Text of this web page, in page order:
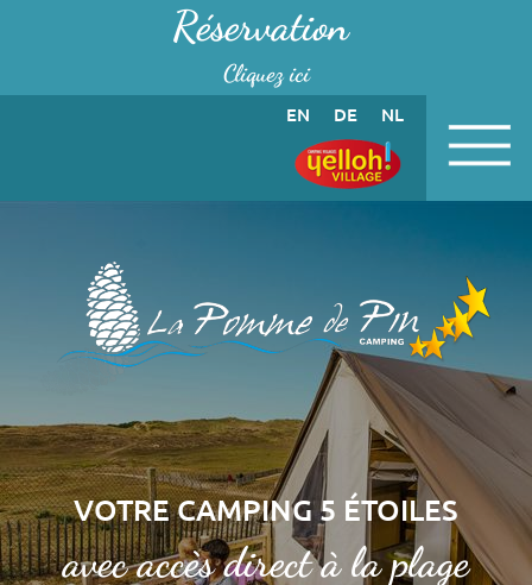
Panneau de gestion des cookiesRéservation
Cliquez ici
EN DE NL
VOTRE CAMPING 5 ÉTOILES
avec accès direct à la plage